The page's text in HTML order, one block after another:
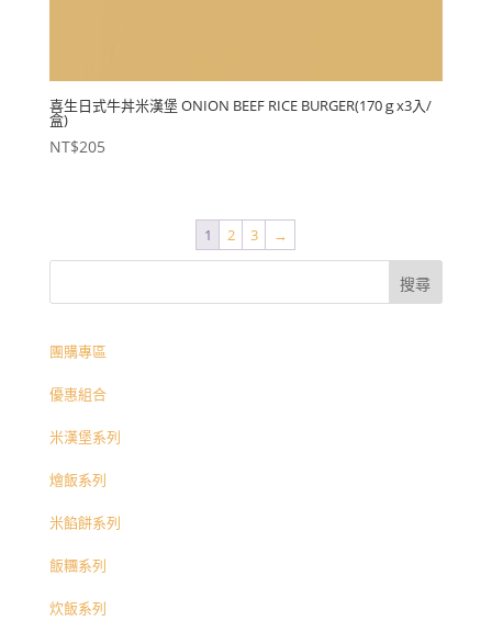
喜生日式牛丼米漢堡 ONION BEEF RICE BURGER(170ｇx3入/
盒)
NT$205
1 2 3 →
團購專區
優惠組合
米漢堡系列
燴飯系列
米餡餅系列
飯糰系列
炊飯系列